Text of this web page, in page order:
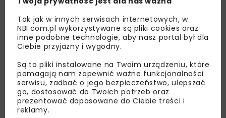
Lubisz wiedzieć więcej?
Zapisz się do newslettera aby otrzymywać od
Tak jak w innych serwisach internetowych, w
NBI.com.pl wykorzystywane są pliki cookies oraz
inne podobne technologie, aby nasz portal był dla
Ciebie przyjazny i wygodny.
Są to pliki instalowane na Twoim urządzeniu, które
pomagają nam zapewnić ważne funkcjonalności
serwisu, zadbać o jego bezpieczeństwo, ulepszać
go, dostosować do Twoich potrzeb oraz
prezentować dopasowane do Ciebie treści i
reklamy.